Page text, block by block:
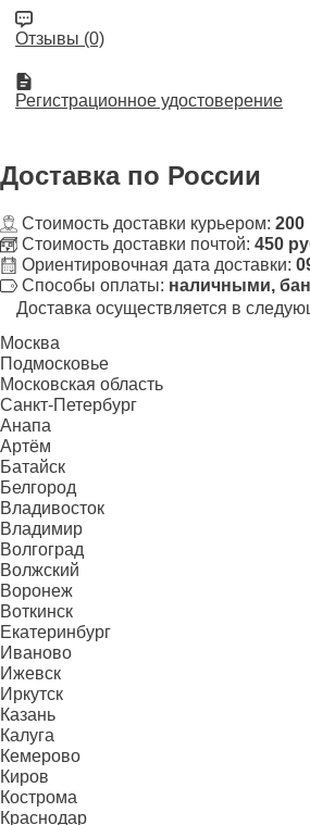
Отзывы (0)
Регистрационное удостоверение
Доставка по России
Стоимость доставки курьером: 200
Стоимость доставки почтой: 450
Ориентировочная дата доставки:
Способы оплаты: наличными,
Доставка осуществляется в
Москва
Подмосковье
Московская область
Санкт-Петербург
Анапа
Артём
Батайск
Белгород
Владивосток
Владимир
Волгоград
Волжский
Воронеж
Воткинск
Екатеринбург
Иваново
Ижевск
Иркутск
Казань
Калуга
Кемерово
Киров
Кострома
Краснодар